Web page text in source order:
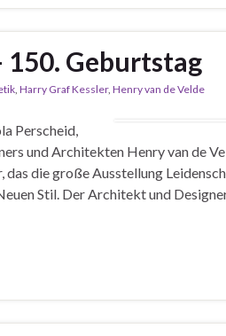
150. Geburtstag
, Harry Graf Kessler, Henry van de Velde
Perscheid,
und Architekten Henry van de
die große Ausstellung
Stil. Der Architekt und